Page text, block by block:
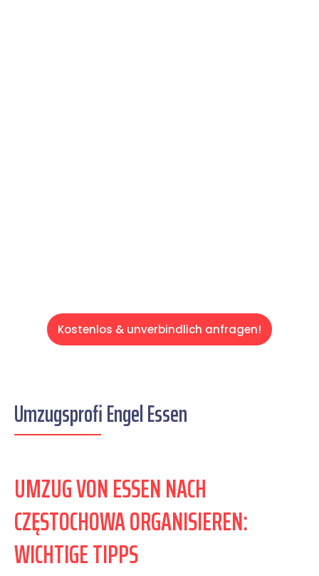
Kostenlos & unverbindlich anfragen!
Umzugsprofi Engel Essen
UMZUG VON ESSEN NACH
CZĘSTOCHOWA ORGANISIEREN:
WICHTIGE TIPPS